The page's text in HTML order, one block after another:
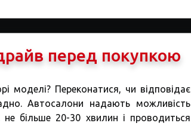
перед покупкою
моделі? Переконатися, чи відповідає
Автосалони надають можливість
більше 20-30 хвилин і проводиться